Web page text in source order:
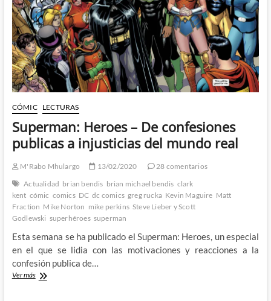
nueva
vida
en
televisión
CÓMIC LECTURAS
Superman: Heroes – De confesiones
publicas a injusticias del mundo real
M'Rabo Mhulargo 13/02/2020
28 comentarios
Actualidad brian bendis brian michael bendis clark
kent cómic comics DC dc comics greg rucka Kevin Maguire Matt
Fraction Mike Norton mike perkins Steve Lieber y Scott
Godlewski superhéroes superman
Esta semana se ha publicado el Superman: Heroes, un especial
en el que se lidia con las motivaciones y reacciones a la
confesión publica de…
Ver másSuperman: